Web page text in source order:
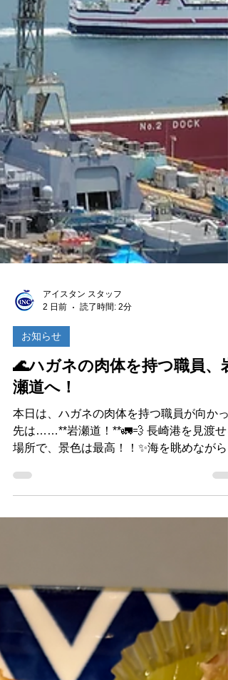
2 日前
読了時間: 2分
お知らせ
🌊ハガネの肉体を持つ職員、岩
瀬道へ！
本日は、ハガネの肉体を持つ職員が向かっ
「暑いからこそ、筋肉に磨きがかかる！」
……たぶん本人はそう思っているはずです
（笑）🤣 長崎の絶景をパワーに変えて、今
日も元気に頑張ります！ ハガネの肉体、ま
だまだ進化中！！💪✨